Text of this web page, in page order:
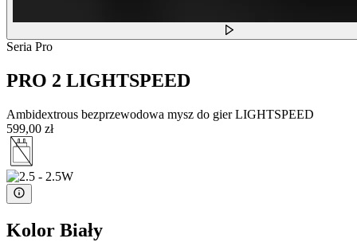
Seria Pro
PRO 2 LIGHTSPEED
Ambidextrous bezprzewodowa mysz do gier LIGHTSPEED
599,00 zł
Kolor Biały